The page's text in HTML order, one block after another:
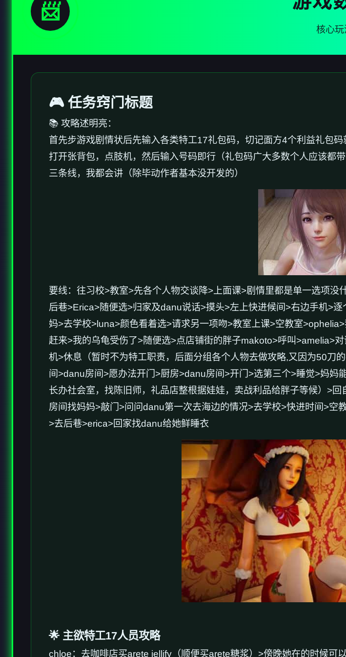
📨
核心
🎮 任务窍门标题
📚 攻略述明亮：
首先步游戏剧情状后先输入各类特工17礼包码，切记面方4个利益礼包
打开张背包，点肢机，然后输入号码即行（礼包码广大多数个人应该都
三条线，我都会讲（除毕动作者基本没开发的）
要线：往习校>教室>先各个人物交谈降>上面课>剧情里都是单一选项没
后巷>Erica>随便选>归家及danu说话>摸头>左上快进候间>右边手机>
妈>去学校>luna>颜色看着选>请求另一项吻>教室上课>空教室
赶来>我的乌龟受伤了>随便选>点店铺街的胖子makoto>呼叫>amelia>
机>休息（暂时不为特工职责，后面分组各个人物去做攻略,又因为50刀
间>danu房间>愿办法开门>厨房>danu房间>开门>选第三个>睡觉>妈
长办社会室，找陈旧师，礼品店整根据娃娃，卖战利品给胖子等候）>
房间找妈妈>敲门>问问danu第一次去海边的情况>去学校>快进时间>
>去后巷>erica>回家找danu给她鲜睡衣
🌟 主欲特工17人员攻略
chloe：去咖啡店买arete jellify（顺便买arete糖浆）>傍晚她在的时候